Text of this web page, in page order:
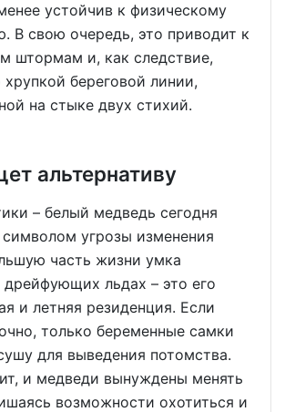
устойчив к физическому
В свою очередь, это приводит к
штормам и, как следствие,
береговой линии,
на стыке двух стихий.
альтернативу
– белый медведь сегодня
угрозы изменения
часть жизни умка
дрейфующих льдах – это его
и летняя резиденция. Если
только беременные самки
для выведения потомства.
и медведи вынуждены менять
возможности охотиться и